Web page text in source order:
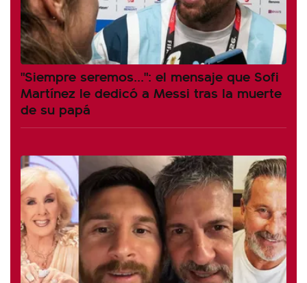
"Siempre seremos...": el mensaje que Sofi
Martínez le dedicó a Messi tras la muerte
de su papá